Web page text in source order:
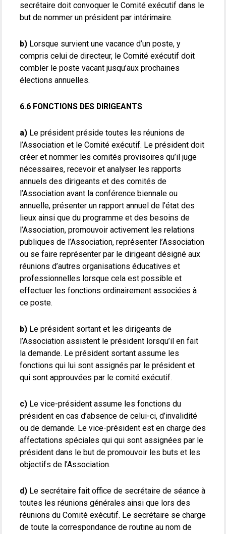
secrétaire doit convoquer le Comité exécutif dans le
but de nommer un président par intérimaire.
b) Lorsque survient une vacance d’un poste, y
compris celui de directeur, le Comité exécutif doit
combler le poste vacant jusqu’aux prochaines
élections annuelles.
6.6 FONCTIONS DES DIRIGEANTS
a) Le président préside toutes les réunions de
l’Association et le Comité exécutif. Le président doit
créer et nommer les comités provisoires qu’il juge
nécessaires, recevoir et analyser les rapports
annuels des dirigeants et des comités de
l’Association avant la conférence biennale ou
annuelle, présenter un rapport annuel de l’état des
lieux ainsi que du programme et des besoins de
l’Association, promouvoir activement les relations
publiques de l’Association, représenter l’Association
ou se faire représenter par le dirigeant désigné aux
réunions d’autres organisations éducatives et
professionnelles lorsque cela est possible et
effectuer les fonctions ordinairement associées à
ce poste.
b) Le président sortant et les dirigeants de
l’Association assistent le président lorsqu’il en fait
la demande. Le président sortant assume les
fonctions qui lui sont assignés par le président et
qui sont approuvées par le comité exécutif.
c) Le vice-président assume les fonctions du
président en cas d’absence de celui-ci, d’invalidité
ou de demande. Le vice-président est en charge des
affectations spéciales qui qui sont assignées par le
président dans le but de promouvoir les buts et les
objectifs de l’Association.
d) Le secrétaire fait office de secrétaire de séance à
toutes les réunions générales ainsi que lors des
réunions du Comité exécutif. Le secrétaire se charge
de toute la correspondance de routine au nom de